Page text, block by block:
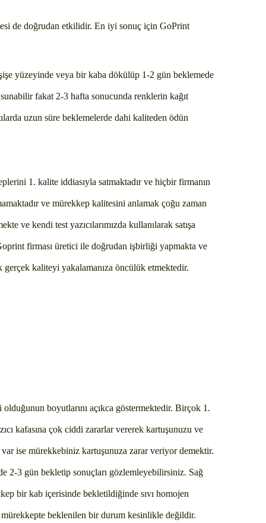
de doğrudan etkilidir. En iyi sonuç için GoPrint
yüzeyinde veya bir kaba dökülüp 1-2 gün beklemede
fakat 2-3 hafta sonucunda renklerin kağıt
uzun süre beklemelerde dahi kaliteden ödün
1. kalite iddiasıyla satmaktadır ve hiçbir firmanın
ve mürekkep kalitesini anlamak çoğu zaman
ve kendi test yazıcılarımızda kullanılarak satışa
firması üretici ile doğrudan işbirliği yapmakta ve
kaliteyi yakalamanıza öncülük etmektedir.
boyutlarını açıkca göstermektedir. Birçok 1.
kafasına çok ciddi zararlar vererek kartuşunuzu ve
var ise mürekkebiniz kartuşunuza zarar veriyor demektir.
2-3 gün bekletip sonuçları gözlemleyebilirsiniz. Sağ
bir kab içerisinde bekletildiğinde sıvı homojen
mürekkepte beklenilen bir durum kesinlikle değildir.